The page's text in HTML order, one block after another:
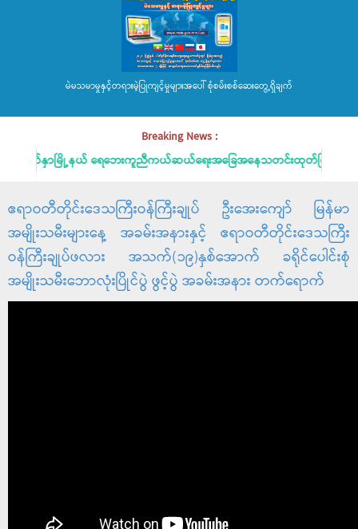
မဲမသမာမှုနှင့်တရားမဲ့ပြုကျင့်မှုများအပေါ် စုံစမ်းစစ်ဆေးတွေ့ရှိချက်
Breaking News :
ျက်နှာမြို့နယ် ရေဘေးကူညီကယ်ဆယ်ရေးအခြေအနေသတင်းထုတ်ပြန်ခြင်း
ဧရာဝတီတိုင်းဒေသကြီးဝန်ကြီးချုပ် ဦးအေးကျော် မြန်မာ
အမျိုးသမီးများနေ့ အခမ်းအနားနှင့် ဧရာဝတီတိုင်းဒေသကြီး
ဝန်ကြီးချုပ်ဖလား အသက်(၁၉)နှစ်အောက် ခရိုင်ပေါင်းစုံ
အမျိုးသမီးဘောလုံးပြိုင်ပွဲ ဖွင့်ပွဲ အခမ်းအနား တက်‌ရောက်